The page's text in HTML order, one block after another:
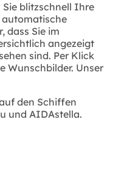
blitzschnell Ihre
automatische
dass Sie im
angezeigt
sind. Per Klick
Wunschbilder. Unser
den Schiffen
und AIDAstella.